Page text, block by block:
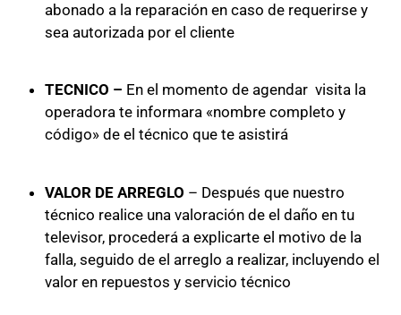
abonado a la reparación en caso de requerirse y
sea autorizada por el cliente
TECNICO – En el momento de agendar visita la
operadora te informara «nombre completo y
código» de el técnico que te asistirá
VALOR DE ARREGLO – Después que nuestro
técnico realice una valoración de el daño en tu
televisor, procederá a explicarte el motivo de la
falla, seguido de el arreglo a realizar, incluyendo el
valor en repuestos y servicio técnico